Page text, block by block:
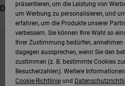
DAS KÖNNTE DIR AUCH
DIREKT
FILTERKRITERIEN
ÜBERSPRINGEN
FILTERN
präsentieren, um die Leistung von
um Werbung zu personalisieren, und
erfahren, um die Produkte unserer
verbessern. Sie können Ihre Wahl so
Ihrer Zustimmung bedürfen,
dagegen aussprechen, wenn Sie den
zustimmen (z. B. bestimmte Cookies
Besucherzahlen). Weitere
Cookie-Richtlinie und